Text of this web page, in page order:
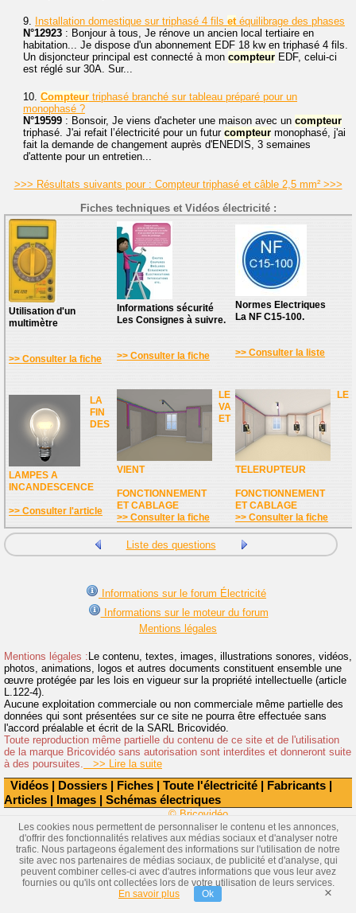
Vidéos | Dossiers | Fiches | Toute l'électricité | Fabricants |
Articles | Images | Schémas électriques
9. Installation domestique sur triphasé 4 fils et équilibrage des phases
N°12923 : Bonjour à tous, Je rénove un ancien local tertiaire en
habitation... Je dispose d'un abonnement EDF 18 kw en triphasé 4 fils.
Un disjoncteur principal est connecté à mon compteur EDF, celui-ci
est réglé sur 30A. Sur...
10. Compteur triphasé branché sur tableau préparé pour un
monophasé ?
N°19599 : Bonsoir, Je viens d'acheter une maison avec un compteur
triphasé. J'ai refait l’électricité pour un futur compteur monophasé, j'ai
fait la demande de changement auprès d'ENEDIS, 3 semaines
d'attente pour un entretien...
>>> Résultats suivants pour : Compteur triphasé et câble 2,5 mm² >>>
Fiches techniques et Vidéos électricité :
Utilisation d'un
multimètre
>> Consulter la fiche
Informations sécurité
Les Consignes à suivre.
>> Consulter la fiche
Normes Electriques
La NF C15-100.
>> Consulter la liste
LA
FIN
DES
LAMPES A
INCANDESCENCE
>> Consulter l'article
LE
VA
ET
VIENT
FONCTIONNEMENT
ET CABLAGE
>> Consulter la fiche
LE
TELERUPTEUR
FONCTIONNEMENT
ET CABLAGE
>> Consulter la fiche
Liste des questions
Informations sur le forum Électricité
Informations sur le moteur du forum
Mentions légales
Mentions légales : Le contenu, textes, images, illustrations sonores, vidéos,
photos, animations, logos et autres documents constituent ensemble une
œuvre protégée par les lois en vigueur sur la propriété intellectuelle (article
L.122-4).
Aucune exploitation commerciale ou non commerciale même partielle des
données qui sont présentées sur ce site ne pourra être effectuée sans
l'accord préalable et écrit de la SARL Bricovidéo.
Toute reproduction même partielle du contenu de ce site et de l'utilisation
de la marque Bricovidéo sans autorisation sont interdites et donneront suite
à des poursuites.
>> Lire la suite
© Bricovidéo
Les cookies nous permettent de personnaliser le contenu et les annonces,
d'offrir des fonctionnalités relatives aux médias sociaux et d'analyser notre
trafic. Nous partageons également des informations sur l'utilisation de notre
site avec nos partenaires de médias sociaux, de publicité et d'analyse, qui
peuvent combiner celles-ci avec d'autres informations que vous leur avez
fournies ou qu'ils ont collectées lors de votre utilisation de leurs services.
En savoir plus
Ok ×